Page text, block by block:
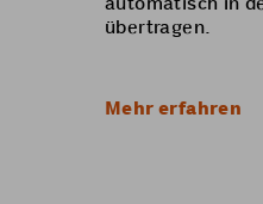
übertragen.
Mehr erfahren